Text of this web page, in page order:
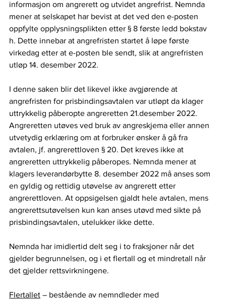
informasjon om angrerett og utvidet angrefrist. Nemnda
mener at selskapet har bevist at det ved den e-posten
oppfylte opplysningsplikten etter § 8 første ledd bokstav
h. Dette innebar at angrefristen startet å løpe første
virkedag etter at e-posten ble sendt, slik at angrefristen
utløp 14. desember 2022.
I denne saken blir det likevel ikke avgjørende at
angrefristen for prisbindingsavtalen var utløpt da klager
uttrykkelig påberopte angreretten 21.desember 2022.
Angreretten utøves ved bruk av angreskjema eller annen
utvetydig erklæring om at forbruker ønsker å gå fra
avtalen, jf. angrerettloven § 20. Det kreves ikke at
angreretten uttrykkelig påberopes. Nemnda mener at
klagers leverandørbytte 8. desember 2022 må anses som
en gyldig og rettidig utøvelse av angrerett etter
angrerettloven. At oppsigelsen gjaldt hele avtalen, mens
angrerettsutøvelsen kun kan anses utøvd med sikte på
prisbindingsavtalen, utelukker ikke dette.
Nemnda har imidlertid delt seg i to fraksjoner når det
gjelder begrunnelsen, og i et flertall og et mindretall når
det gjelder rettsvirkningene.
Flertallet – bestående av nemndleder med